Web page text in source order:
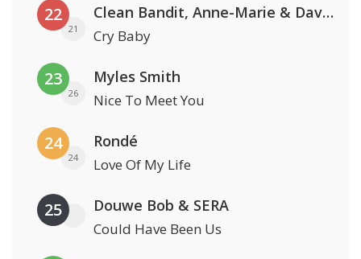
22
21
Clean Bandit, Anne-Marie & David Guetta
Cry Baby
23
26
Myles Smith
Nice To Meet You
24
24
Rondé
Love Of My Life
25 Douwe Bob & SERA
Could Have Been Us